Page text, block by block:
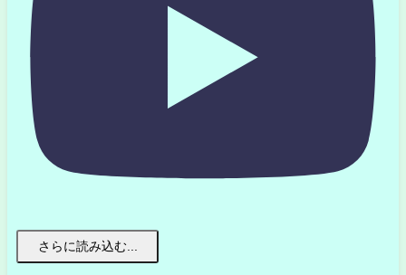
さらに読み込む...